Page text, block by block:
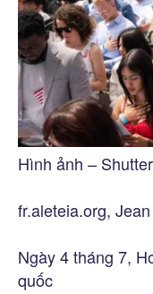
Hình ảnh –
fr.aleteia.org,
Ngày 4 tháng 7,
quốc